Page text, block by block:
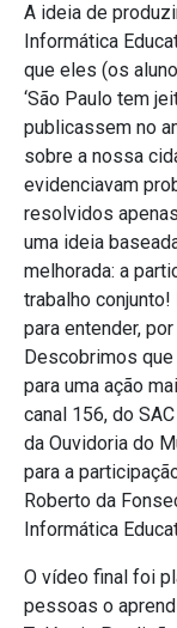
A ideia de
Informática
que eles (os
‘São Paulo tem
publicassem no
sobre a nossa
evidenciavam
resolvidos
uma ideia
melhorada: a
trabalho
para entender,
Descobrimos
para uma ação
canal 156, do
da Ouvidoria do
para a
Roberto da
Informática
O vídeo final foi
pessoas o